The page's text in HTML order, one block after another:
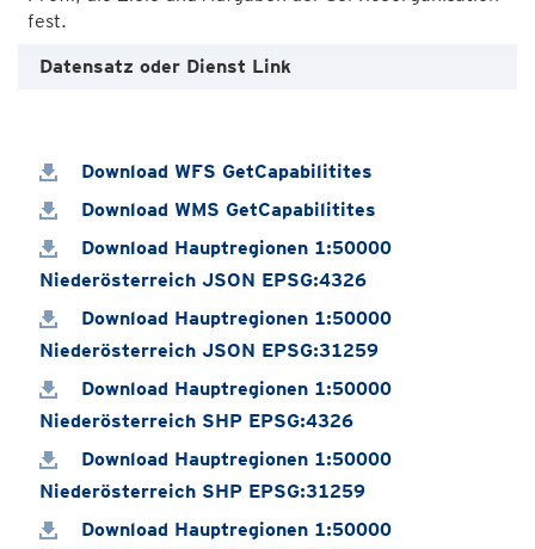
Datensatz oder Dienst Link
Download WFS GetCapabilitites
Download WMS GetCapabilitites
Download Hauptregionen 1:50000
Niederösterreich JSON EPSG:4326
Download Hauptregionen 1:50000
Niederösterreich JSON EPSG:31259
Download Hauptregionen 1:50000
Niederösterreich SHP EPSG:4326
Download Hauptregionen 1:50000
Niederösterreich SHP EPSG:31259
Download Hauptregionen 1:50000